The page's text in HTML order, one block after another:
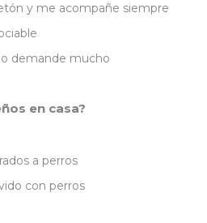
y me acompañe siempre
demande mucho
en casa?
a perros
con perros